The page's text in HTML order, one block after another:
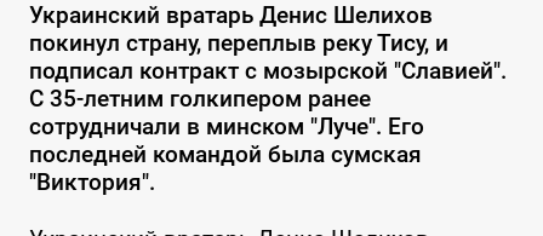
Украинский вратарь Денис Шелихов
покинул страну, переплыв реку Тису, и
подписал контракт с мозырской "Славией".
С 35-летним голкипером ранее
сотрудничали в минском "Луче". Его
последней командой была сумская
"Виктория".